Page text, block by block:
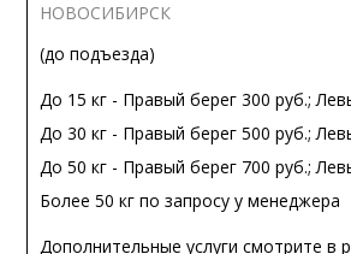
НОВОСИБИРСК
(до подъезда)
До 15 кг - Правый берег 300 руб.;
До 30 кг - Правый берег 500 руб.;
До 50 кг - Правый берег 700 руб.;
Более 50 кг по запросу у менеджера
Дополнительные услуги смотрите в